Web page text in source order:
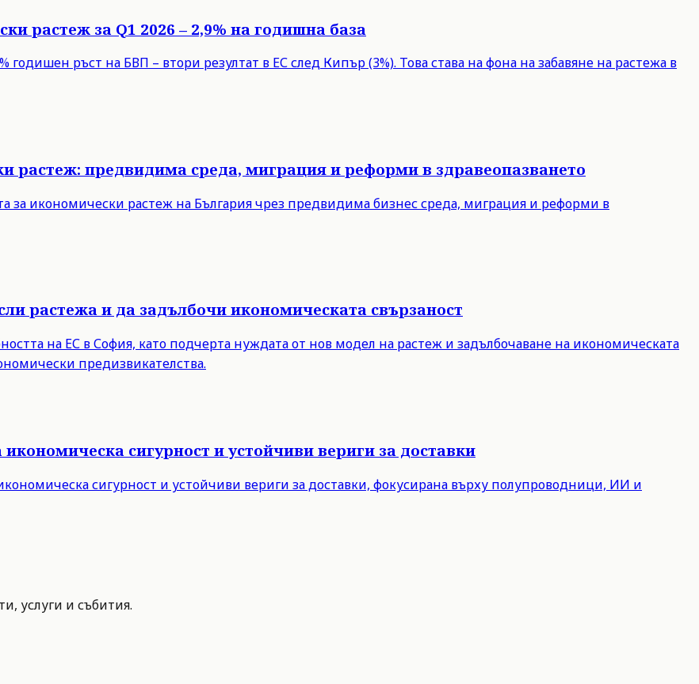
растеж за Q1 2026 – 2,9% на годишна база
годишен ръст на БВП – втори резултат в ЕС след Кипър (3%). Това става на фона на забавяне на растежа в
растеж: предвидима среда, миграция и реформи в здравеопазването
за икономически растеж на България чрез предвидима бизнес среда, миграция и реформи в
растежа и да задълбочи икономическата свързаност
на ЕС в София, като подчерта нуждата от нов модел на растеж и задълбочаване на икономическата
предизвикателства.
сигурност и устойчиви вериги за доставки
сигурност и устойчиви вериги за доставки, фокусирана върху полупроводници, ИИ и
услуги и събития.